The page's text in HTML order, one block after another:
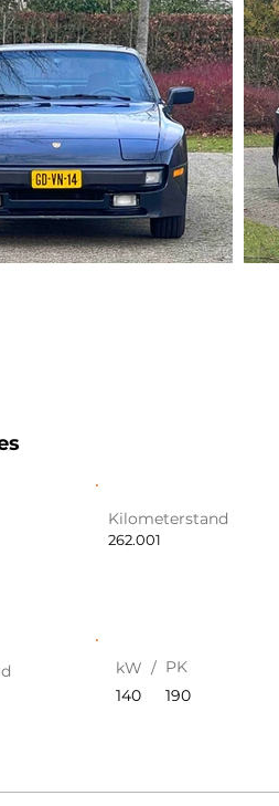
Kilometerstand
262.001
kW /
140
PK
190